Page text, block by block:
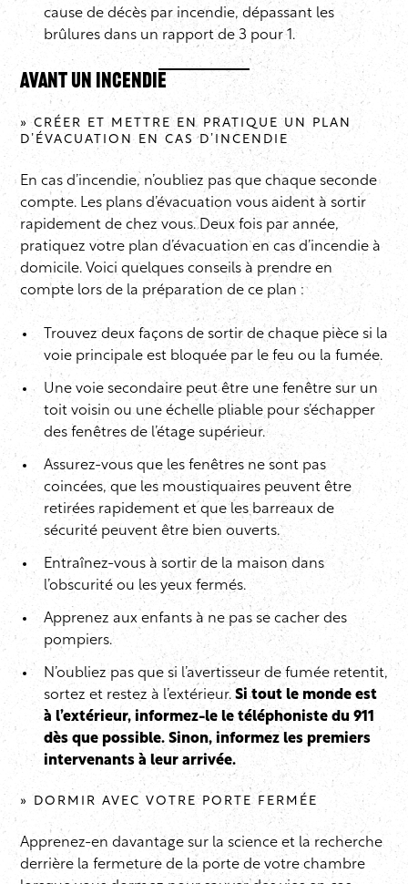
cause de décès par incendie, dépassant les
brûlures dans un rapport de 3 pour 1.
Avant un incendie
» CRÉER ET METTRE EN PRATIQUE UN PLAN
D’ÉVACUATION EN CAS D’INCENDIE
En cas d’incendie, n’oubliez pas que chaque seconde
compte. Les plans d’évacuation vous aident à sortir
rapidement de chez vous. Deux fois par année,
pratiquez votre plan d’évacuation en cas d’incendie à
domicile. Voici quelques conseils à prendre en
compte lors de la préparation de ce plan :
Trouvez deux façons de sortir de chaque pièce si la
voie principale est bloquée par le feu ou la fumée.
Une voie secondaire peut être une fenêtre sur un
toit voisin ou une échelle pliable pour s’échapper
des fenêtres de l’étage supérieur.
Assurez-vous que les fenêtres ne sont pas
coincées, que les moustiquaires peuvent être
retirées rapidement et que les barreaux de
sécurité peuvent être bien ouverts.
Entraînez-vous à sortir de la maison dans
l’obscurité ou les yeux fermés.
Apprenez aux enfants à ne pas se cacher des
pompiers.
N’oubliez pas que si l’avertisseur de fumée retentit,
sortez et restez à l’extérieur. Si tout le monde est
à l’extérieur, informez-le le téléphoniste du 911
dès que possible. Sinon, informez les premiers
intervenants à leur arrivée.
» DORMIR AVEC VOTRE PORTE FERMÉE
Apprenez-en davantage sur la science et la recherche
derrière la fermeture de la porte de votre chambre